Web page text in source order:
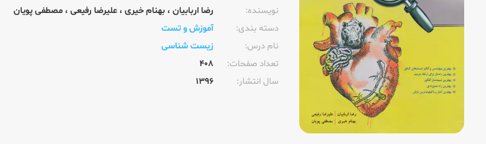
نویسنده:‌
رضا اربابیان ، بهنام خیری ، علیرضا رفیعی ، مصطفی پویان
دسته بندی:
آموزش و تست
نام درس:
زیست شناسی
تعداد صفحات:‌
408
سال انتشار:‌
1396